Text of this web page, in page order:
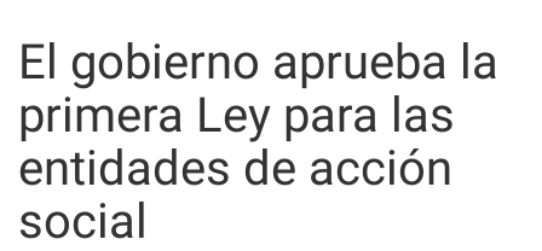
content
El gobierno aprueba la
primera Ley para las
entidades de acción
social